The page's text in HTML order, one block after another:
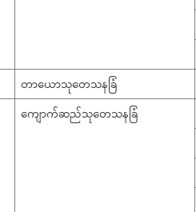
တာယောသုတေသနခြံ
ကျောက်ဆည်သုတေသနခြံ